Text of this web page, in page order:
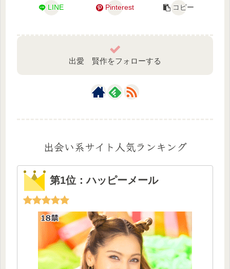
LINE Pinterest コピー
出愛 賢作をフォローする
出会い系サイト人気ランキング
第1位：ハッピーメール